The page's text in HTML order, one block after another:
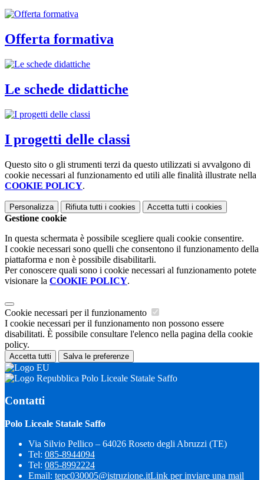
Offerta formativa
Le schede didattiche
I progetti delle classi
Questo sito o gli strumenti terzi da questo utilizzati si avvalgono di
cookie necessari al funzionamento ed utili alle finalità illustrate nella
COOKIE POLICY.
Personalizza Rifiuta tutti i cookies Accetta tutti i cookies
Gestione cookie
In questa schermata è possibile scegliere quali cookie consentire.
I cookie necessari sono quelli che consentono il funzionamento della
piattaforma e non è possibile disabilitarli.
Per conoscere quali sono i cookie necessari al funzionamento potete
visionare la COOKIE POLICY.
Cookie necessari per il funzionamento
I cookie necessari per il funzionamento non possono essere
disabilitati. È possibile consultare l'elenco nella pagina della cookie
policy.
Accetta tutti Salva le preferenze
Polo Liceale Statale Saffo
Contatti
Polo Liceale Statale Saffo
Via Silvio Pellico – 64026 Roseto degli Abruzzi (TE)
Tel: 085-8944094
Tel: 085-8992224
Email: tepc030005@istruzione.itLink per inviare una mail